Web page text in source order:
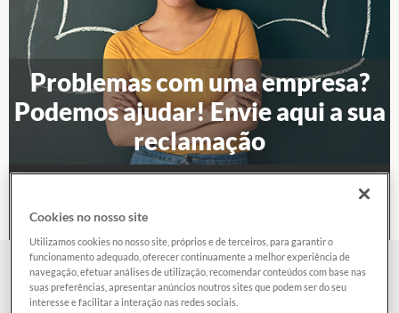
Problemas com uma empresa?
Podemos ajudar! Envie aqui a sua
reclamação
da
empresa
Como funciona?
Cookies no nosso site
Utilizamos cookies no nosso site, próprios e de terceiros, para garantir o
funcionamento adequado, oferecer continuamente a melhor experiência de
navegação, efetuar análises de utilização, recomendar conteúdos com base nas
suas preferências, apresentar anúncios noutros sites que podem ser do seu
interesse e facilitar a interação nas redes sociais.